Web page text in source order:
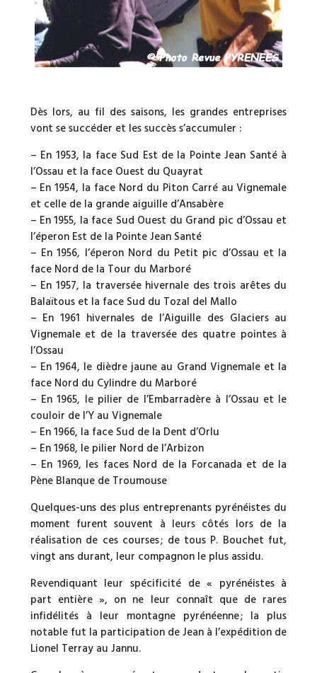
Dès lors, au fil des saisons, les grandes entreprises
vont se succéder et les succès s’accumuler :
– En 1953, la face Sud Est de la Pointe Jean Santé à
l’Ossau et la face Ouest du Quayrat
– En 1954, la face Nord du Piton Carré au Vignemale
et celle de la grande aiguille d’Ansabère
– En 1955, la face Sud Ouest du Grand pic d’Ossau et
l’éperon Est de la Pointe Jean Santé
– En 1956, l’éperon Nord du Petit pic d’Ossau et la
face Nord de la Tour du Marboré
– En 1957, la traversée hivernale des trois arêtes du
Balaïtous et la face Sud du Tozal del Mallo
– En 1961 hivernales de l’Aiguille des Glaciers au
Vignemale et de la traversée des quatre pointes à
l’Ossau
– En 1964, le dièdre jaune au Grand Vignemale et la
face Nord du Cylindre du Marboré
– En 1965, le pilier de l’Embarradère à l’Ossau et le
couloir de l’Y au Vignemale
– En 1966, la face Sud de la Dent d’Orlu
– En 1968, le pilier Nord de l’Arbizon
– En 1969, les faces Nord de la Forcanada et de la
Pène Blanque de Troumouse
Quelques-uns des plus entreprenants pyrénéistes du
moment furent souvent à leurs côtés lors de la
réalisation de ces courses ; de tous P. Bouchet fut,
vingt ans durant, leur compagnon le plus assidu.
Revendiquant leur spécificité de « pyrénéistes à
part entière », on ne leur connaît que de rares
infidélités à leur montagne pyrénéenne ; la plus
notable fut la participation de Jean à l’expédition de
Lionel Terray au Jannu.